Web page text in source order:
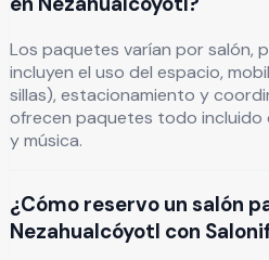
Los paquetes varían por salón,
incluyen el uso del espacio,
sillas), estacionamiento y
ofrecen paquetes todo incluido
y música.
¿Cómo reservo un salón
Nezahualcóyotl con